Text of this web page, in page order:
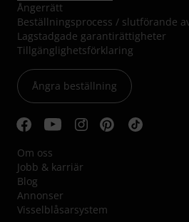
Ångerrätt
Beställningsprocess / slutförande
Lagstadgade garantirättigheter
Tillgänglighetsförklaring
Ångra beställning
Om oss
Jobb & karriär
Blog
Annonser
Visselblåsarsystem